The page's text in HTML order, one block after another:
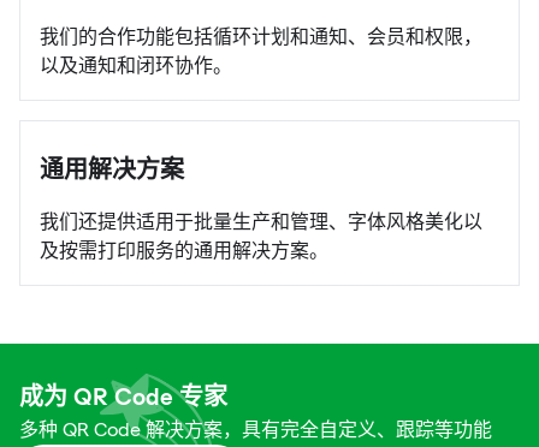
我们的合作功能包括循环计划和通知、会员和权限，
以及通知和闭环协作。
通用解决方案
我们还提供适用于批量生产和管理、字体风格美化以
及按需打印服务的通用解决方案。
成为 QR Code 专家
多种 QR Code 解决方案，具有完全自定义、跟踪等功能